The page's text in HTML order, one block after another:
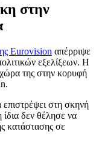
στην
Eurovision απέρριψε
εξελίξεων. Η
της στην κορυφή
στη σκηνή
δεν θέλησε να
κατάστασης σε